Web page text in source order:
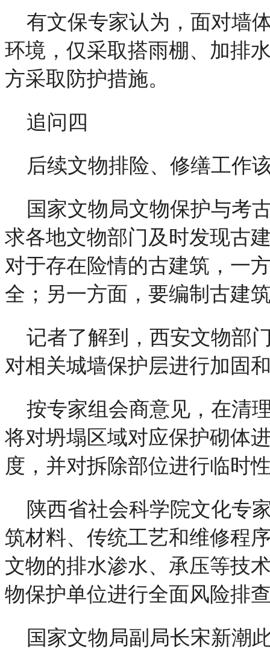
有文保专家认为，面对墙
环境，仅采取搭雨棚、加排
方采取防护措施。
追问四
后续文物排险、修缮工作
国家文物局文物保护与考
求各地文物部门及时发现古
对于存在险情的古建筑，一
全；另一方面，要编制古建
记者了解到，西安文物部
对相关城墙保护层进行加固
按专家组会商意见，在清
将对坍塌区域对应保护砌体
度，并对拆除部位进行临时
陕西省社会科学院文化专
筑材料、传统工艺和维修程
文物的排水渗水、承压等技
物保护单位进行全面风险排
国家文物局副局长宋新潮